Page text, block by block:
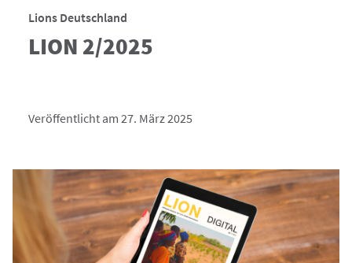
Lions Deutschland
LION 2/2025
Veröffentlicht am 27. März 2025